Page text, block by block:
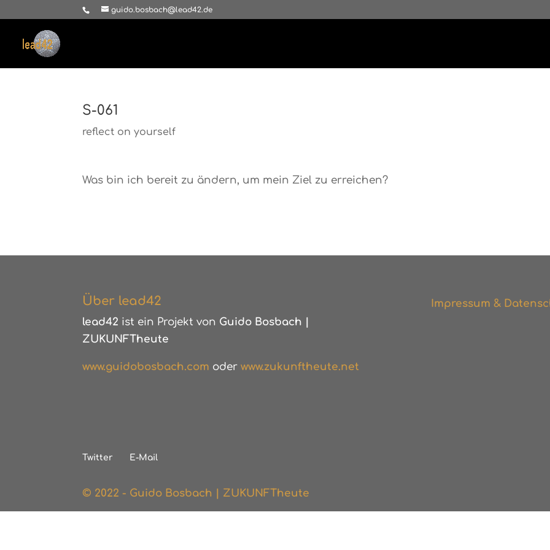
guido.bosbach@lead42.de
S-061
reflect on yourself
Was bin ich bereit zu ändern, um mein Ziel zu erreichen?
Über lead42
lead42 ist ein Projekt von Guido Bosbach |
ZUKUNFTheute
www.guidobosbach.com oder www.zukunftheute.net
Impressum &
Twitter E-Mail
© 2022 - Guido Bosbach | ZUKUNFTheute